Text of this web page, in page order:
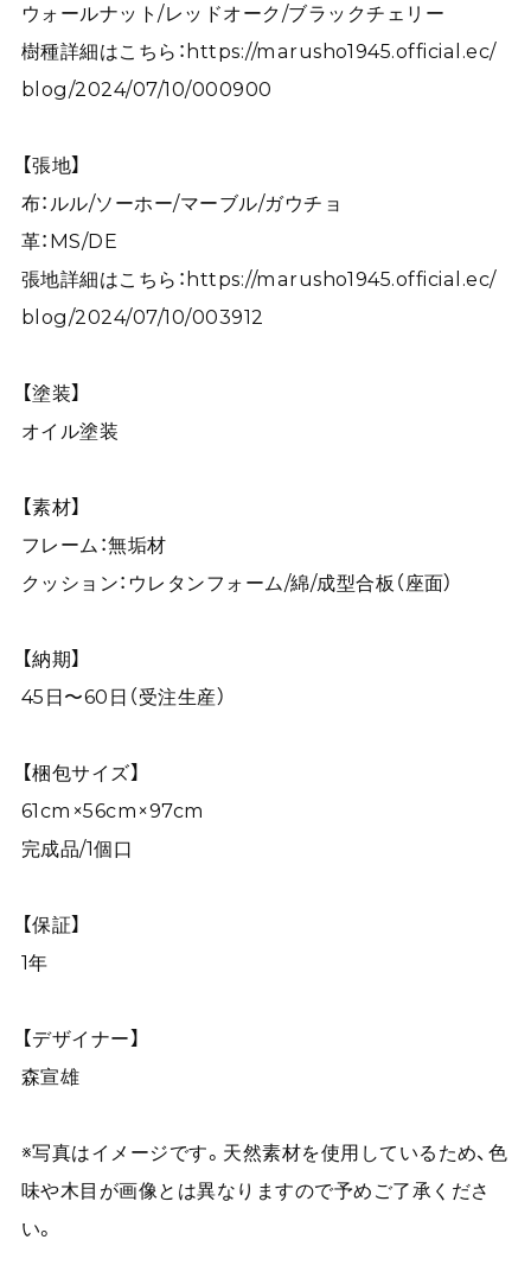
ウォールナット/レッドオーク/ブラックチェリー
樹種詳細はこちら： https://marusho1945.official.ec/
blog/2024/07/10/000900
【張地】
布：ルル/ソーホー/マーブル/ガウチョ
革：MS/DE
張地詳細はこちら： https://marusho1945.official.ec/
blog/2024/07/10/003912
【塗装】
オイル塗装
【素材】
フレーム：無垢材
クッション：ウレタンフォーム/綿/成型合板（座面）
【納期】
45日〜60日（受注生産）
【梱包サイズ】
61cm×56cm×97cm
完成品/1個口
【保証】
1年
【デザイナー】
森宣雄
※写真はイメージです。天然素材を使用しているため、色
味や木目が画像とは異なりますので予めご了承くださ
い。